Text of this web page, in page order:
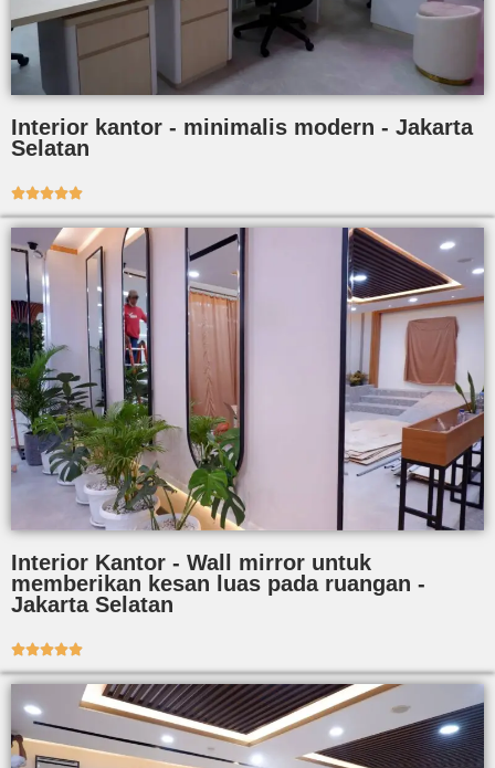
Interior kantor - minimalis modern - Jakarta
Selatan

Interior Kantor - Wall mirror untuk
memberikan kesan luas pada ruangan -
Jakarta Selatan
